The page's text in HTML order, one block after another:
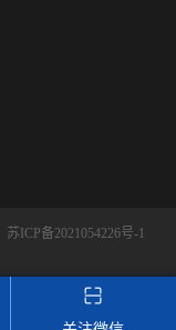
苏ICP备2021054226号-1